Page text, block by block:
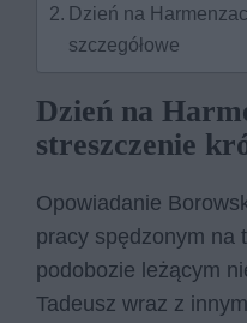
Dzień na
szczegółowe
Dzień na
streszczenie
Opowiadanie
pracy spędzonym na
podobozie leżącym
Tadeusz wraz z